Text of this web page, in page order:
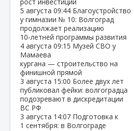
5 августа 09:44 Благоустройство
у гимназии № 10: Волгоград
продолжает реализацию
10‑летней программы развития
4 августа 09:15 Музей СВО у
Мамаева
кургана — строительство на
финишной прямой
3 августа 15:00 Более двух лет
публиковал фейки: волгоградца
подозревают в дискредитации
ВС РФ
3 августа 14:07 Подготовка к
1 сентября: в Волгограде